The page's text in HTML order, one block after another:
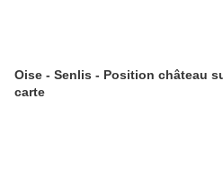
Oise - Senlis - Position château
carte